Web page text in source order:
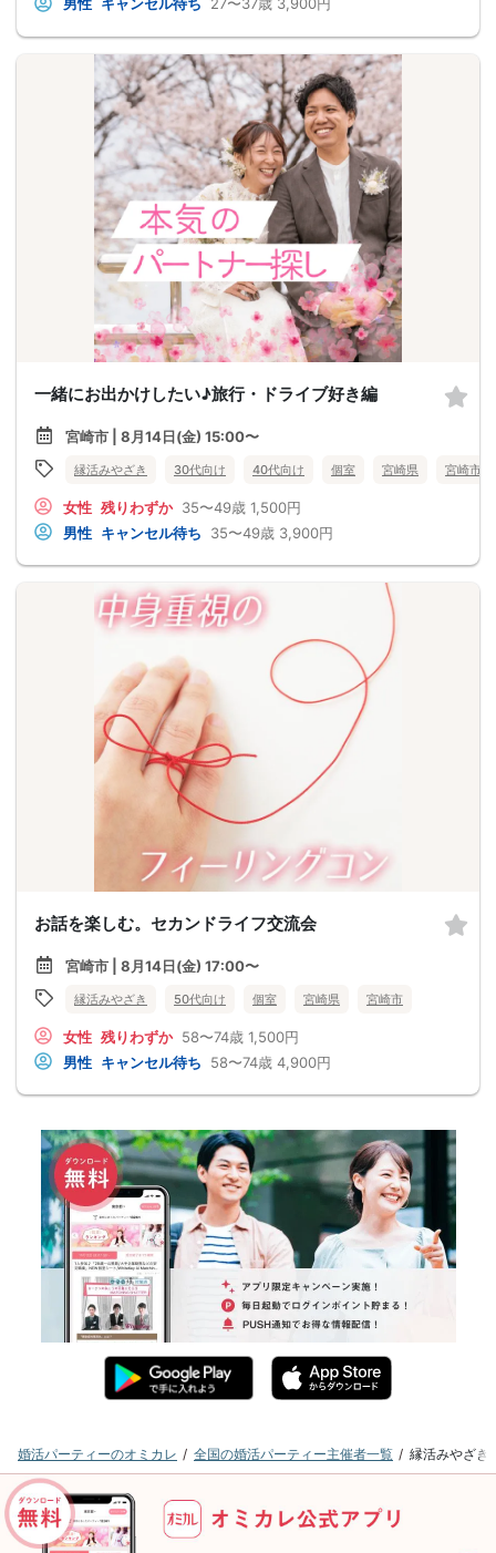
男性 キャンセル待ち 27〜37歳 3,900円
一緒にお出かけしたい♪旅行・ドライブ好き編
宮崎市 | 8月14日(金) 15:00〜
縁活みやざき 30代向け 40代向け 個室 宮崎県 宮崎市
女性 残りわずか 35〜49歳 1,500円
男性 キャンセル待ち 35〜49歳 3,900円
お話を楽しむ。セカンドライフ交流会
宮崎市 | 8月14日(金) 17:00〜
縁活みやざき 50代向け 個室 宮崎県 宮崎市
女性 残りわずか 58〜74歳 1,500円
男性 キャンセル待ち 58〜74歳 4,900円
婚活パーティーのオミカレ 全国の婚活パーティー主催者一覧 縁活みやざき